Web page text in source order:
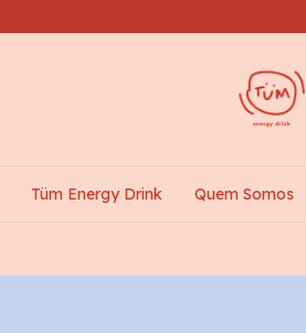
Tüm Energy Drink Quem Somos